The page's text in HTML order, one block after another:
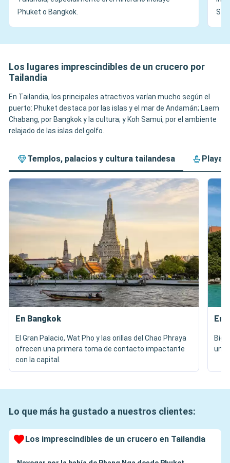
Phuket o Bangkok.
Los lugares imprescindibles de un crucero por
Tailandia
En Tailandia, los principales atractivos varían mucho según el
puerto: Phuket destaca por las islas y el mar de Andamán; Laem
Chabang, por Bangkok y la cultura; y Koh Samui, por el ambiente
relajado de las islas del golfo.
Templos, palacios y cultura tailandesa
En Bangkok
El Gran Palacio, Wat Pho y las orillas del Chao Phraya
ofrecen una primera toma de contacto impactante
con la capital.
En
Big
una
Lo que más ha gustado a nuestros clientes:
Los imprescindibles de un crucero en Tailandia